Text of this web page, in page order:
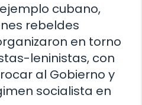
cubano,
rebeldes
en torno
leninistas, con
al Gobierno y
socialista en